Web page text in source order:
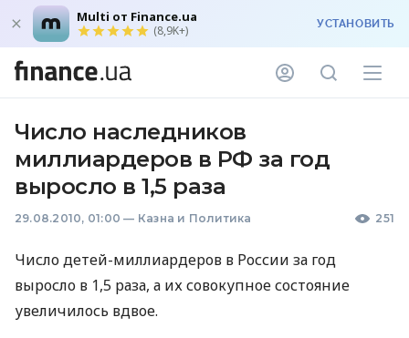
Multi от Finance.ua
(8,9K+) УСТАНОВИТЬ
Число наследников
миллиардеров в РФ за год
выросло в 1,5 раза
29.08.2010, 01:00 — Казна и Политика 251
Число детей-миллиардеров в России за год
выросло в 1,5 раза, а их совокупное состояние
увеличилось вдвое.